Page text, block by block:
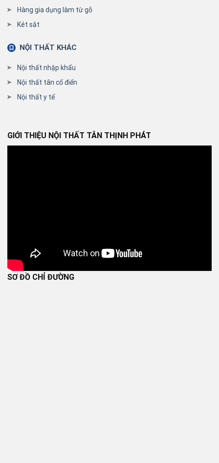
Hàng gia dụng làm từ gỗ
Két sắt
NỘI THẤT KHÁC
Nội thất nhập khẩu
Nội thất tân cổ điển
Nội thất y tế
GIỚI THIỆU NỘI THẤT TÂN THỊNH PHÁT
SƠ ĐỒ CHỈ ĐƯỜNG